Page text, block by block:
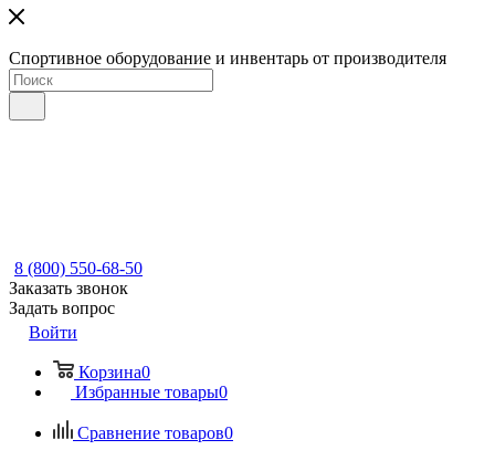
Спортивное оборудование и инвентарь от производителя
8 (800) 550-68-50
Заказать звонок
Задать вопрос
Войти
Корзина0
Избранные товары0
Сравнение товаров0